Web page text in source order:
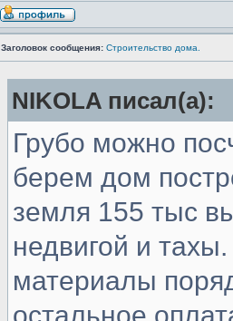
Заголовок сообщения: Строительство дома.
NIKOLA писал(а):
Грубо можно
берем дом
земля 155 тыс
недвигой и
материалы